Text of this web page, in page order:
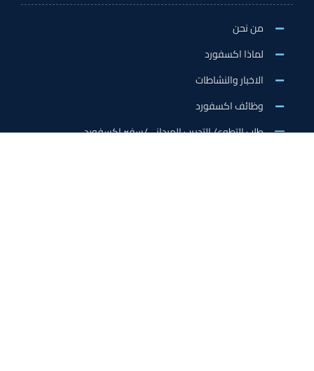
من نحن
لماذا اكسفورد
الاخبار والنشاطات
وظائف اكسفورد
طلب التطوع/ التدريب الميداني/سفير اكسفورد